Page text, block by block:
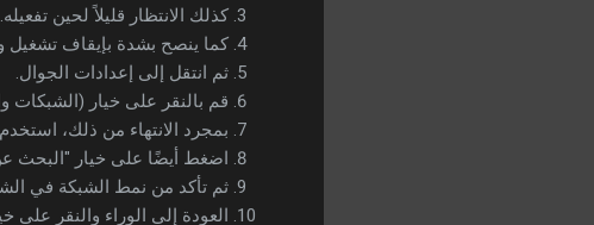
كذلك الانتظار قليلاً لحين تفعيله.
كما ينصح بشدة بإيقاف تشغيل
ثم انتقل إلى إعدادات الجوال.
قم بالنقر على خيار (الشبكات
بمجرد الانتهاء من ذلك،
اضغط أيضًا على خيار "البحث
ثم تأكد من نمط الشبكة في